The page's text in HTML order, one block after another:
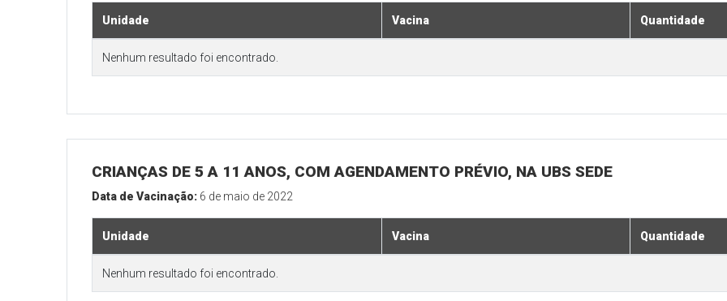
Unidade Vacina Quantidade
Nenhum resultado foi encontrado.
CRIANÇAS DE 5 A 11 ANOS, COM AGENDAMENTO PRÉVIO, NA UBS SEDE
Data de Vacinação: 6 de maio de 2022
Unidade Vacina Quantidade
Nenhum resultado foi encontrado.